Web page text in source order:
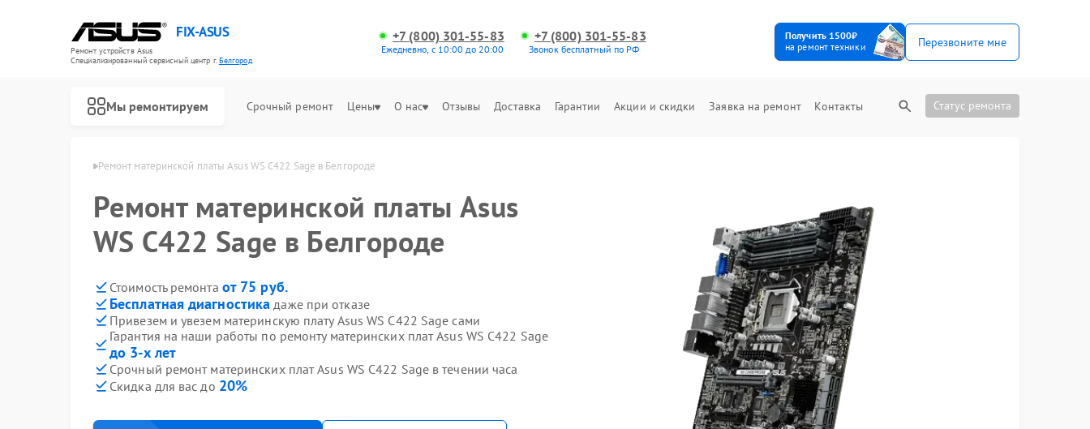
FIX-ASUS
Ремонт устройств Asus
Специализированный cервисный центр г.Белгород
+7 (800) 301-55-83
Ежедневно, с 10:00 до 20:00
+7 (800) 301-55-83
Звонок бесплатный по РФ
Получить 1500₽
на ремонт техники
Перезвоните мне
Мы ремонтируем Срочный ремонт Цены О нас Отзывы Доставка Гарантии Акции и скидки Заявка на ремонт Контакты Статус ремонта
Ремонт материнской платы Asus WS C422 Sage в Белгороде
Ремонт материнской платы Asus
WS C422 Sage в Белгороде
Стоимость ремонта от 75 руб.
Бесплатная диагностика даже при отказе
Привезем и увезем материнскую плату Asus WS C422 Sage сами
Гарантия на наши работы по ремонту материнских плат Asus WS C422 Sage
до 3-х лет
Срочный ремонт материнских плат Asus WS C422 Sage в течении часа
Скидка для вас до 20%